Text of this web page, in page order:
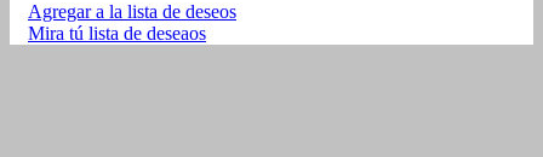
Agregar a la lista de deseos
Mira tú lista de deseaos